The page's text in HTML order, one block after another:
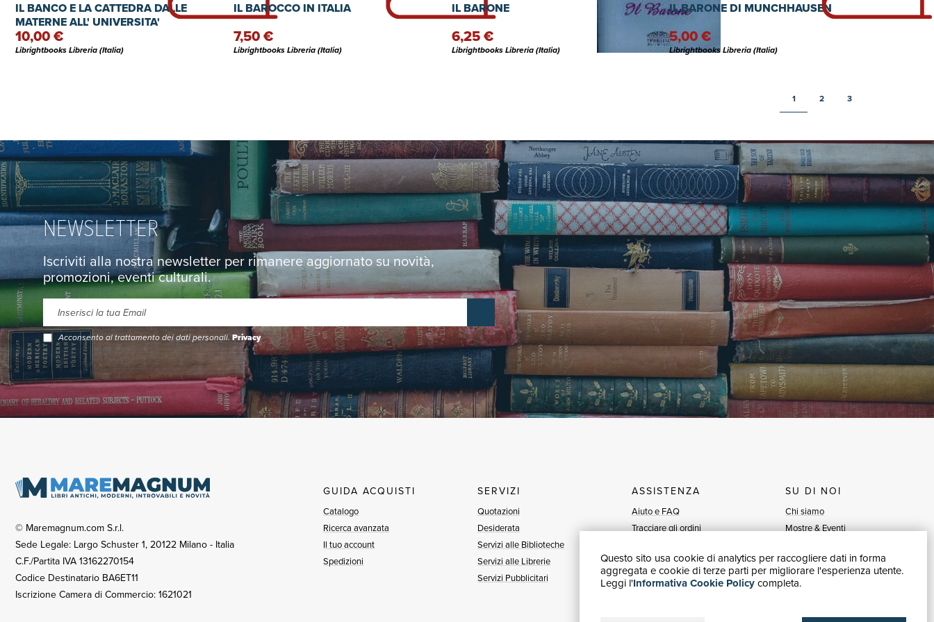
Questo sito usa cookie di analytics per raccogliere dati in forma
aggregata e cookie di terze parti per migliorare l'esperienza utente.
Leggi l'Informativa Cookie Policycompleta.
IL BANCO E LA CATTEDRA DALLE
MATERNE ALL' UNIVERSITA'
10,00 €
Librightbooks Libreria (Italia)
IL BAROCCO IN ITALIA
7,50 €
Librightbooks Libreria (Italia)
IL BARONE
6,25 €
Librightbooks Libreria (Italia)
IL BARONE DI MUNCHHAUSEN
5,00 €
Librightbooks Libreria (Italia)
1 2 3
NEWSLETTER
Iscriviti alla nostra newsletter per rimanere aggiornato su novità,
promozioni, eventi culturali.
Acconsento al trattamento dei dati personali.Privacy
© Maremagnum.com S.r.l.
Sede Legale: Largo Schuster 1, 20122 Milano - Italia
C.F./Partita IVA 13162270154
Codice Destinatario BA6ET11
Iscrizione Camera di Commercio: 1621021
GUIDA ACQUISTI
Catalogo
Ricerca avanzata
Il tuo account
Spedizioni
SERVIZI
Quotazioni
Desiderata
Servizi alle Biblioteche
Servizi alle Librerie
Servizi Pubblicitari
ASSISTENZA
Aiuto e FAQ
Tracciare gli ordini
Fatturazione
Carta del Docente / 18App
SU DI NOI
Chi siamo
Mostre & Eventi
Blog
Vendi con noi